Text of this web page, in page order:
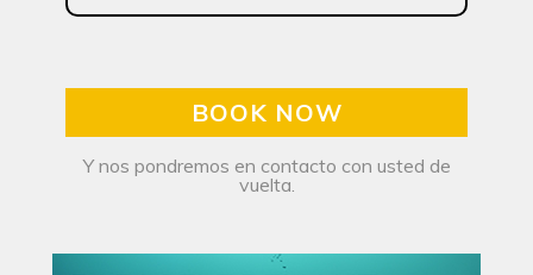
BOOK NOW
Y nos pondremos en contacto con usted de
vuelta.